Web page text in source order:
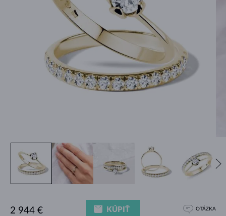
2 944 € KÚPIŤ OTÁZKA